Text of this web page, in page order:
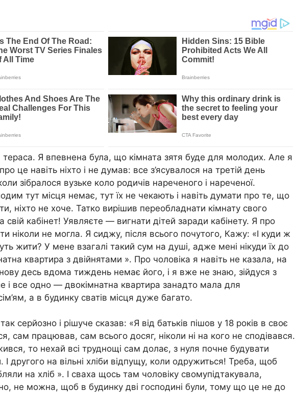
тераса. Я впевнена була, що кімната зятя буде для молодих. Але я
це навіть ніхто і не думав: все з’ясувалося на третій день
зібралося вузьке коло родичів нареченого і нареченої.
тут місця немає, тут їх не чекають і навіть думати про те, що
ніхто не хоче. Татко вирішив переобладнати кімнату свого
кабінет! Уявляєте — вигнати дітей заради кабінету. Я про
ніколи не могла. Я сиджу, після всього почутого, Кажу: «І куди ж
жити? У мене взагалі такий сум на душі, адже мені нікуди їх до
квартира з двійнятами ». Про чоловіка я навіть не казала, на
десь вдома тиждень немає його, і я вже не знаю, зійдуся з
і все одно — двокімнатна квартира занадто мала для
а в будинку сватів місця дуже багато.
серйозно і рішуче сказав: «Я від батьків пішов у 18 років в своє
сам працював, сам всього досяг, ніколи ні на кого не сподівався.
то нехай всі труднощі сам долає, з нуля почне будувати
І другого на вільні хліби відпущу, коли одружиться! Треба, щоб
на хліб ». І сваха щось там чоловіку свомупідтакувала,
не можна, щоб в будинку дві господині були, тому що це не до